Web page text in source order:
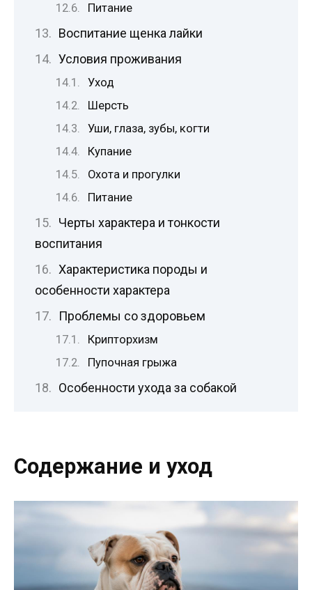
Питание
Воспитание щенка лайки
Условия проживания
Уход
Шерсть
Уши, глаза, зубы, когти
Купание
Охота и прогулки
Питание
Черты характера и тонкости
воспитания
Характеристика породы и
особенности характера
Проблемы со здоровьем
Крипторхизм
Пупочная грыжа
Особенности ухода за собакой
Содержание и уход